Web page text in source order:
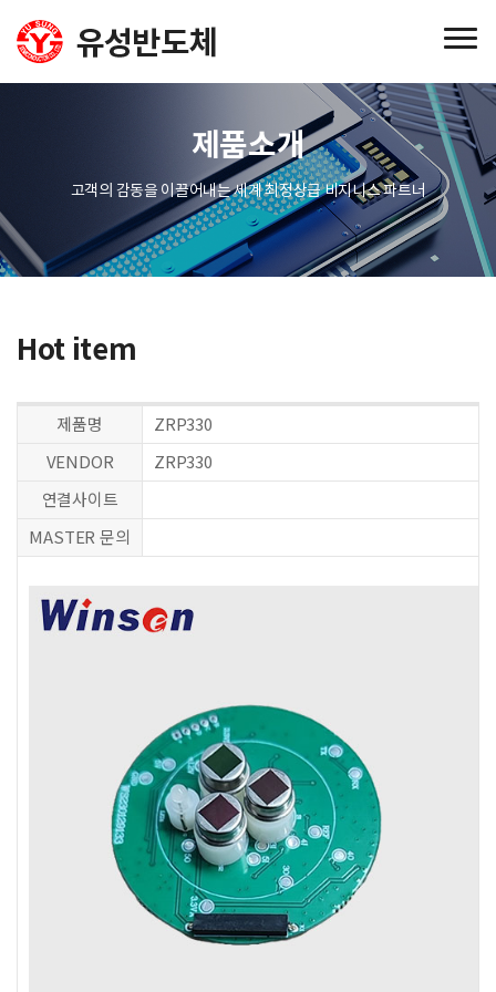
제품소개
고객의 감동을 이끌어내는 세계 최정상급 비지니스 파트너
Hot item
제품명
ZRP330
VENDOR
ZRP330
연결사이트
MASTER 문의